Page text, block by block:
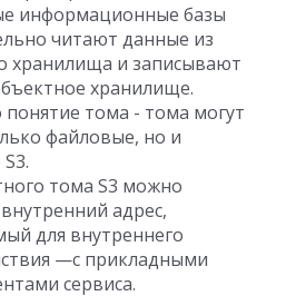
информационные базы
читают данные из
хранилища и записывают
хранилище.
тома - тома могут
файловые, но и
тома S3 можно
адрес,
для внутреннего
—с прикладными
сервиса.